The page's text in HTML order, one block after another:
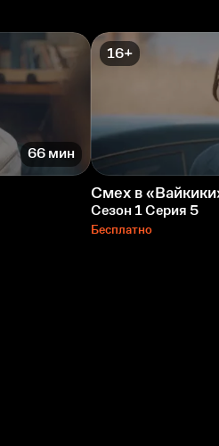
66 мин
16+
Смех в
Сезон 1 Серия 5
Бесплатно